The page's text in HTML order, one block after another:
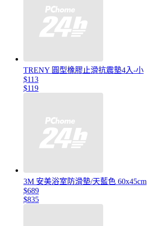
TRENY 圓型橡膠止滑抗震墊4入-小
$113
$119
3M 安美浴室防滑墊/天藍色 60x45cm
$689
$835